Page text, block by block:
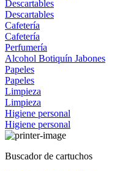
Descartables
Descartables
Cafetería
Cafetería
Perfumería
Alcohol Botiquín Jabones
Papeles
Papeles
Limpieza
Limpieza
Higiene personal
Higiene personal
Buscador de cartuchos